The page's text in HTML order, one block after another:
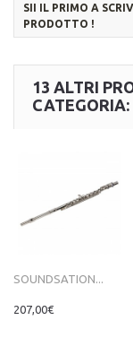
SII IL PRIMO A
PRODOTTO !
13 ALTRI
CATEGORIA:
SOUNDSATION...
207,00€